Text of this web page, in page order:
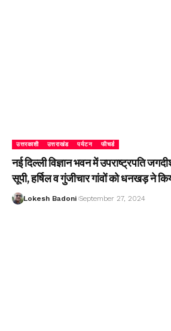
उत्तरकाशी उत्तराखंड पर्यटन फीचर्ड
नई दिल्ली विज्ञान भवन में उपराष्ट्रपति
सूपी, हर्षिल व गुंजीचार गांवों को धनखड़ ने
Lokesh Badoni September 27, 2024